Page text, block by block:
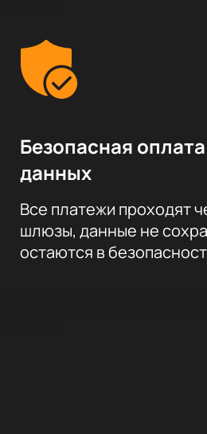
Безопасная
данных
Все платежи проходят
шлюзы, данные не
остаются в